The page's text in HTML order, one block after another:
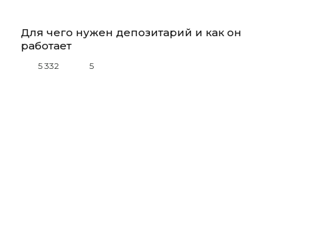
Для чего нужен депозитарий и как он
работает
5 332 5